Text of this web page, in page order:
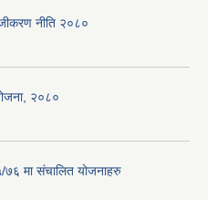
नीति २०८०
२०८०
७६ मा संचालित योजनाहरु